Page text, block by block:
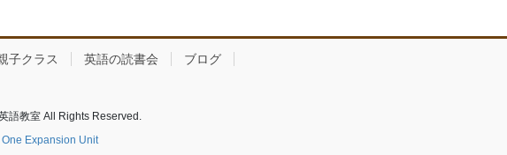
子クラス 英語の読書会 ブログ
語教室 All Rights Reserved.
One Expansion Unit